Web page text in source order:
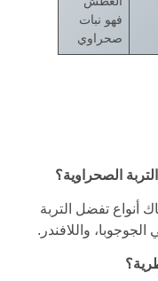
فهو نبات
صحراوي
الصحراوية؟
أنواع تفضل التربة
واللافندر.